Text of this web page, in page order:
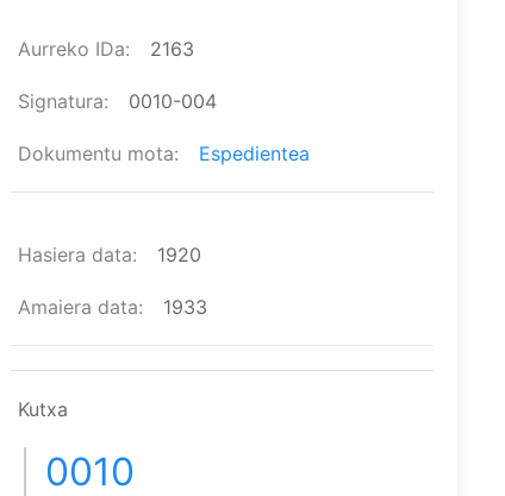
Aurreko IDa 2163
Signatura 0010-004
Dokumentu mota Espedientea
Hasiera data 1920
Amaiera data 1933
Kutxa
0010